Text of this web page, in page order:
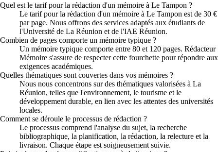
Quel est le tarif pour la rédaction d'un mémoire à Le Tampon ?
Le tarif pour la rédaction d'un mémoire à Le Tampon est de 30 €
par page. Nous offrons des services adaptés aux étudiants de
l'Université de La Réunion et de l'IAE Réunion.
Combien de pages comporte un mémoire typique ?
Un mémoire typique comporte entre 80 et 120 pages. Rédacteur
Mémoire s'assure de respecter cette fourchette pour répondre aux
exigences académiques.
Quelles thématiques sont couvertes dans vos mémoires ?
Nous nous concentrons sur des thématiques valorisées à La
Réunion, telles que l'environnement, le tourisme et le
développement durable, en lien avec les attentes des universités
locales.
Comment se déroule le processus de rédaction ?
Le processus comprend l'analyse du sujet, la recherche
bibliographique, la planification, la rédaction, la relecture et la
livraison. Chaque étape est soigneusement suivie.